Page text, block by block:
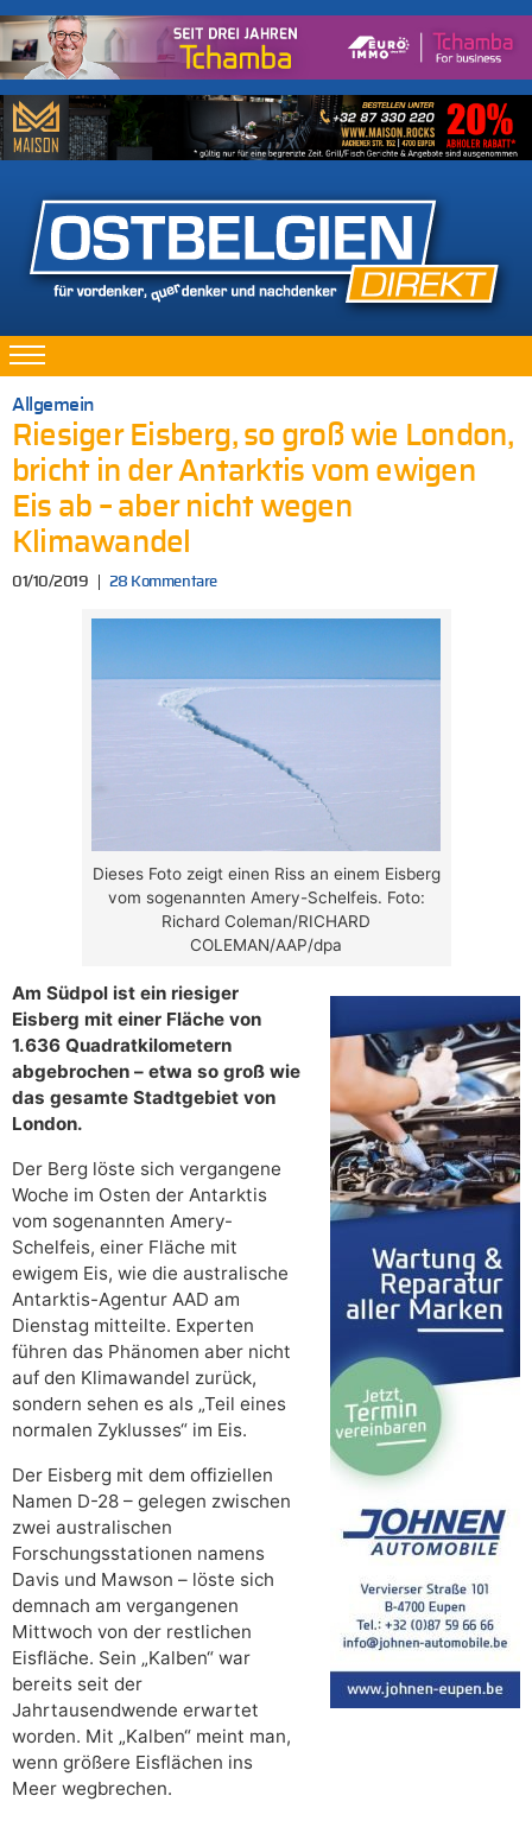
Allgemein
Riesiger Eisberg, so groß wie London,
bricht in der Antarktis vom ewigen
Eis ab – aber nicht wegen
Klimawandel
01/10/2019 28 Kommentare
Dieses Foto zeigt einen Riss an einem Eisberg
vom sogenannten Amery-Schelfeis. Foto:
Richard Coleman/RICHARD
COLEMAN/AAP/dpa
Am Südpol ist ein riesiger
Eisberg mit einer Fläche von
1.636 Quadratkilometern
abgebrochen – etwa so groß wie
das gesamte Stadtgebiet von
London.
Der Berg löste sich vergangene
Woche im Osten der Antarktis
vom sogenannten Amery-
Schelfeis, einer Fläche mit
ewigem Eis, wie die australische
Antarktis-Agentur AAD am
Dienstag mitteilte. Experten
führen das Phänomen aber nicht
auf den Klimawandel zurück,
sondern sehen es als „Teil eines
normalen Zyklusses“ im Eis.
Der Eisberg mit dem offiziellen
Namen D-28 – gelegen zwischen
zwei australischen
Forschungsstationen namens
Davis und Mawson – löste sich
demnach am vergangenen
Mittwoch von der restlichen
Eisfläche. Sein „Kalben“ war
bereits seit der
Jahrtausendwende erwartet
worden. Mit „Kalben“ meint man,
wenn größere Eisflächen ins
Meer wegbrechen.